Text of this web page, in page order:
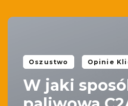
Oszustwo Opinie
W jaki